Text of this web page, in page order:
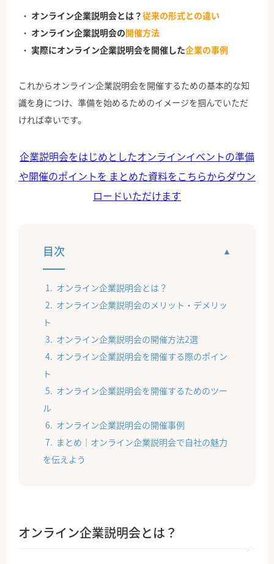
オンライン企業説明会とは？従来の形式との違い
オンライン企業説明会の開催方法
実際にオンライン企業説明会を開催した企業の事例
これからオンライン企業説明会を開催するための基本的な知
識を身につけ、準備を始めるためのイメージを掴んでいただ
ければ幸いです。
企業説明会をはじめとしたオンラインイベントの準備
や開催のポイントを まとめた資料をこちらからダウン
ロードいただけます
目次
オンライン企業説明会とは？
オンライン企業説明会のメリット・デメリッ
ト
オンライン企業説明会の開催方法2選
オンライン企業説明会を開催する際のポイン
ト
オンライン企業説明会を開催するためのツー
ル
オンライン企業説明会の開催事例
まとめ｜オンライン企業説明会で自社の魅力
を伝えよう
オンライン企業説明会とは？